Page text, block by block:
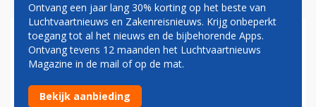
WIZZ AIR BIEDT TWEE
NIEUWE VERBINDINGEN AAN
VANAF KEULEN/BONN
Ontvang een jaar lang 30% korting op het beste van
Luchtvaartnieuws en Zakenreisnieuws. Krijg onbeperkt
toegang tot al het nieuws en de bijbehorende Apps.
Ontvang tevens 12 maanden het Luchtvaartnieuws
Magazine in de mail of op de mat.
Bekijk aanbieding